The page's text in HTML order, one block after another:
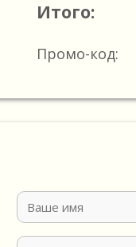
Итого:
Промо-код: